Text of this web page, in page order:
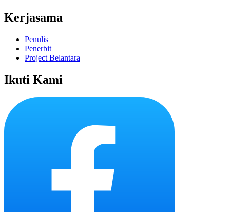
Kerjasama
Penulis
Penerbit
Project Belantara
Ikuti Kami